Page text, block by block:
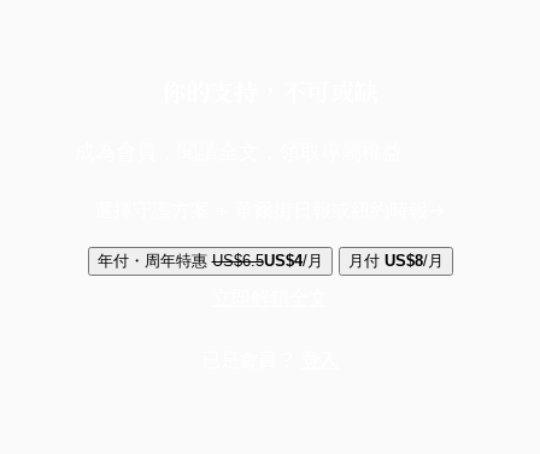
年付・周年特惠 US$6.5US$4/月 月付 US$8/月